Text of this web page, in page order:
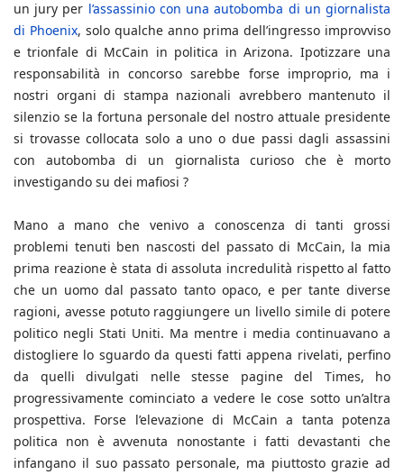
un jury per l’assassinio con una autobomba di un giornalista
di Phoenix, solo qualche anno prima dell’ingresso improvviso
e trionfale di McCain in politica in Arizona. Ipotizzare una
responsabilità in concorso sarebbe forse improprio, ma i
nostri organi di stampa nazionali avrebbero mantenuto il
silenzio se la fortuna personale del nostro attuale presidente
si trovasse collocata solo a uno o due passi dagli assassini
con autobomba di un giornalista curioso che è morto
investigando su dei mafiosi ?
Mano a mano che venivo a conoscenza di tanti grossi
problemi tenuti ben nascosti del passato di McCain, la mia
prima reazione è stata di assoluta incredulità rispetto al fatto
che un uomo dal passato tanto opaco, e per tante diverse
ragioni, avesse potuto raggiungere un livello simile di potere
politico negli Stati Uniti. Ma mentre i media continuavano a
distogliere lo sguardo da questi fatti appena rivelati, perfino
da quelli divulgati nelle stesse pagine del Times, ho
progressivamente cominciato a vedere le cose sotto un’altra
prospettiva. Forse l’elevazione di McCain a tanta potenza
politica non è avvenuta nonostante i fatti devastanti che
infangano il suo passato personale, ma piuttosto grazie ad